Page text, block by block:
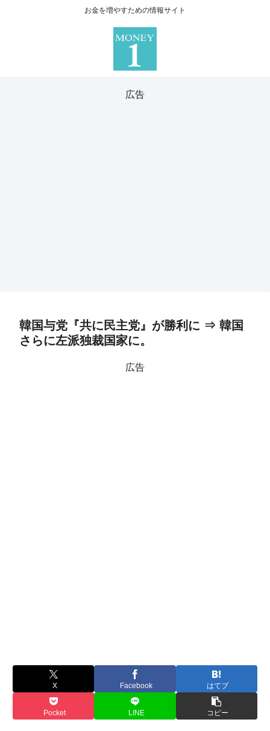
お金を増やすための情報サイト
広告
韓国与党『共に民主党』が勝利に ⇒ 韓国
さらに左派独裁国家に。
広告
X Facebook はてブ
Pocket LINE コピー